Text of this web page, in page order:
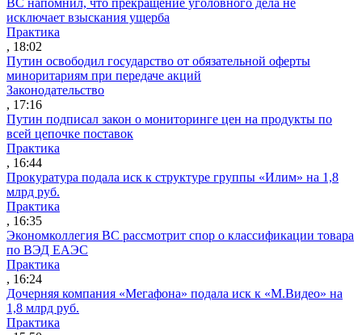
исключает взыскания ущерба
Практика
, 18:02
Путин освободил государство от обязательной оферты
миноритариям при передаче акций
Законодательство
, 17:16
Путин подписал закон о мониторинге цен на продукты по
всей цепочке поставок
Практика
, 16:44
Прокуратура подала иск к структуре группы «Илим» на 1,8
млрд руб.
Практика
, 16:35
Экономколлегия ВС рассмотрит спор о классификации товара
по ВЭД ЕАЭС
Практика
, 16:24
Дочерняя компания «Мегафона» подала иск к «М.Видео» на
1,8 млрд руб.
Практика